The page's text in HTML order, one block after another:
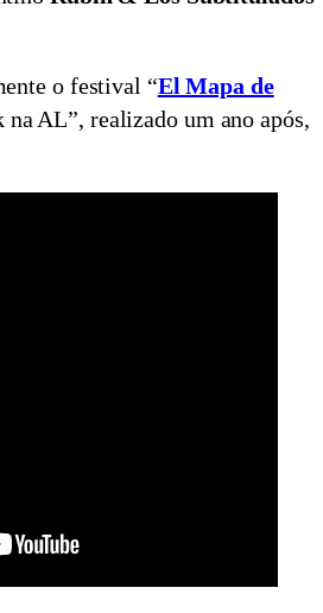
o festival “El Mapa de
AL”, realizado um ano após,